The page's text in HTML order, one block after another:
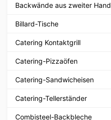
Backwände aus zweiter Hand
Billard-Tische
Catering Kontaktgrill
Catering-Pizzaöfen
Catering-Sandwicheisen
Catering-Tellerständer
Combisteel-Backbleche